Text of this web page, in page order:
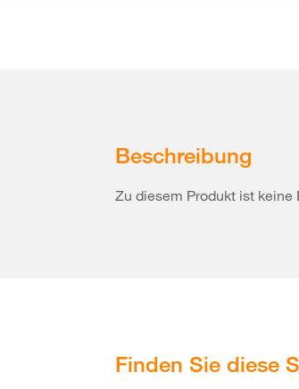
Beschreibung
Zu diesem Produkt ist
Finden Sie diese